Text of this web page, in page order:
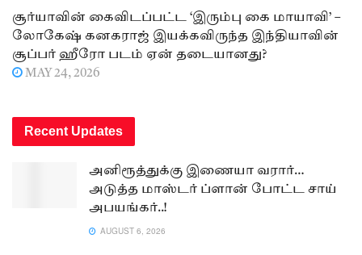
சூர்யாவின் கைவிடப்பட்ட ‘இரும்பு கை மாயாவி’ –
லோகேஷ் கனகராஜ் இயக்கவிருந்த இந்தியாவின்
சூப்பர் ஹீரோ படம் ஏன் தடையானது?
MAY 24, 2026
Recent Updates
அனிரூத்துக்கு இணையா வரார்…
அடுத்த மாஸ்டர் ப்ளான் போட்ட சாய்
அபயங்கர்..!
AUGUST 6, 2026